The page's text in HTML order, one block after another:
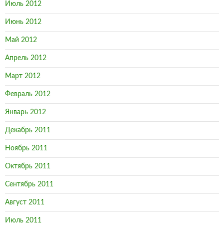
Июль 2012
Июнь 2012
Май 2012
Апрель 2012
Март 2012
Февраль 2012
Январь 2012
Декабрь 2011
Ноябрь 2011
Октябрь 2011
Сентябрь 2011
Август 2011
Июль 2011